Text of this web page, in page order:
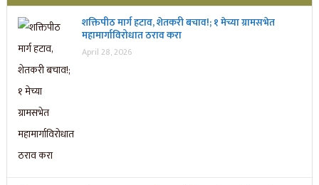
शक्तिपीठ मार्ग हटाव, शेतकरी बचाव!; १ मेच्या ग्रामसभेत
महामार्गाविरोधात ठराव करा
April 28, 2026